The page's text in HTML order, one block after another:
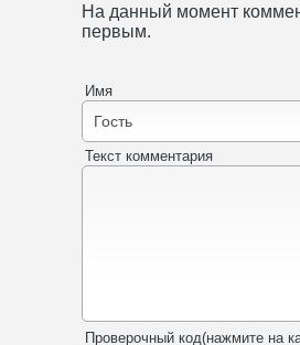
На данный момент
первым.
Имя
Текст комментария
Проверочный код(нажмите на